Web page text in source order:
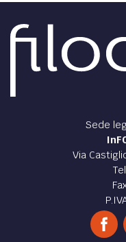
Sede
Via